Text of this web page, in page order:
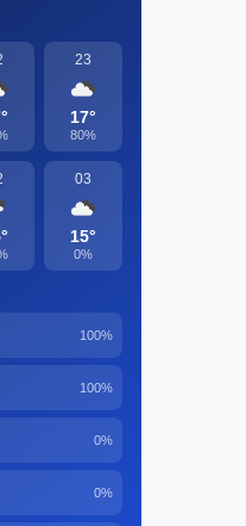
23
17°
80%
03
15°
0%
100%
100%
0%
0%